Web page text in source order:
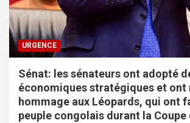
URGENCE
Sénat: les sénateurs ont adopté
économiques stratégiques et ont
hommage aux Léopards, qui ont
peuple congolais durant la Coupe